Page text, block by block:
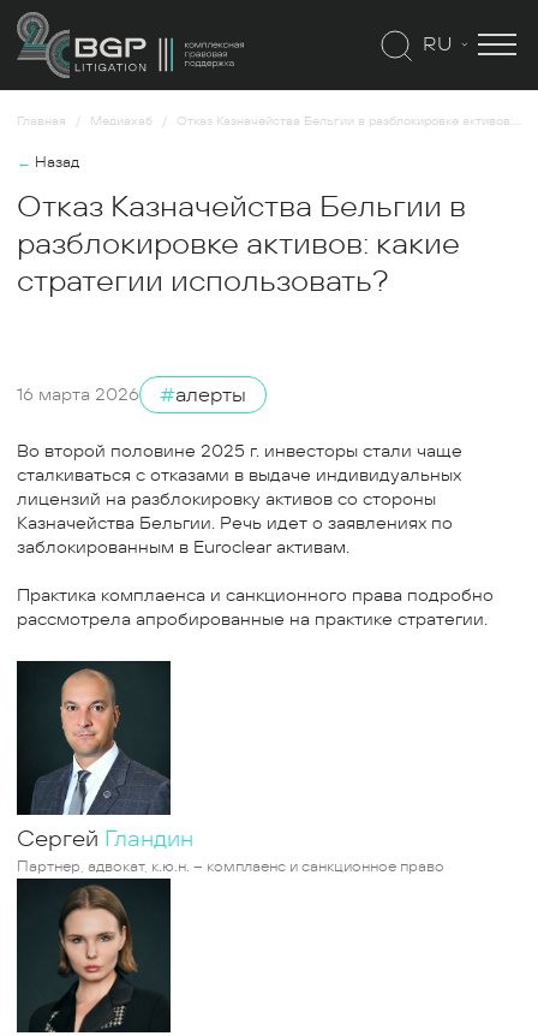
RU
Главная Медиахаб Отказ Казначейства Бельгии в разблокировке активов: какие стратегии использовать?
← Назад
Отказ Казначейства Бельгии в
разблокировке активов: какие
стратегии использовать?
16 марта 2026 #алерты
Во второй половине 2025 г. инвесторы стали чаще
сталкиваться с отказами в выдаче индивидуальных
лицензий на разблокировку активов со стороны
Казначейства Бельгии. Речь идет о заявлениях по
заблокированным в Euroclear активам.
Практика комплаенса и санкционного права подробно
рассмотрела апробированные на практике стратегии.
Сергей Гландин
Партнер, адвокат, к.ю.н. – комплаенс и санкционное право